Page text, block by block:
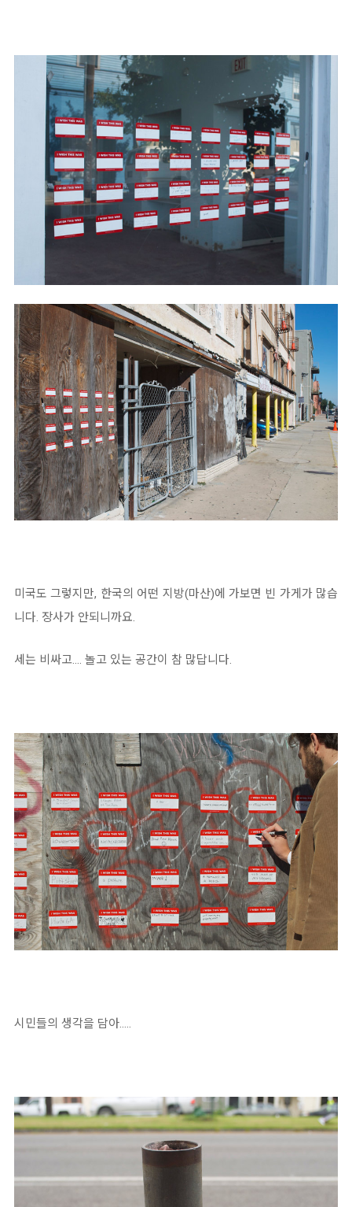
미국도 그렇지만, 한국의 어떤 지방(마산)에 가보면 빈 가게가 많습
니다. 장사가 안되니까요.
세는 비싸고.... 놀고 있는 공간이 참 많답니다.
시민들의 생각을 담아.....